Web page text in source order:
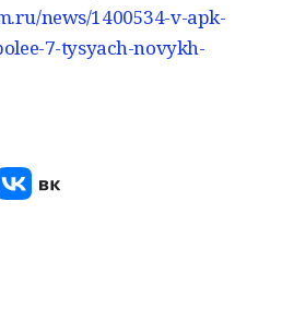
news/1400534-v-apk-
7-tysyach-novykh-